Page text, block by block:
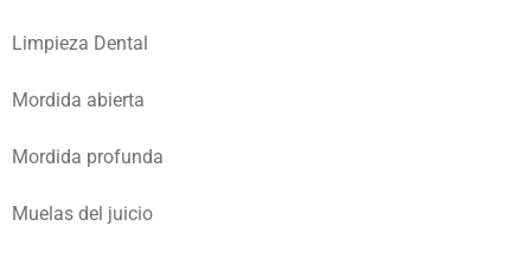
Limpieza Dental
Mordida abierta
Mordida profunda
Muelas del juicio